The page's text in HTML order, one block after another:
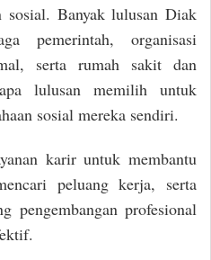
sosial. Banyak lulusan Diak
pemerintah, organisasi
serta rumah sakit dan
lulusan memilih untuk
sosial mereka sendiri.
karir untuk membantu
peluang kerja, serta
pengembangan profesional